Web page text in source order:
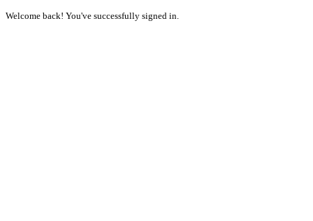
Welcome back! You've successfully signed in.